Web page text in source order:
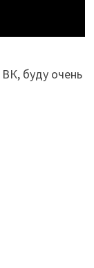
буду очень